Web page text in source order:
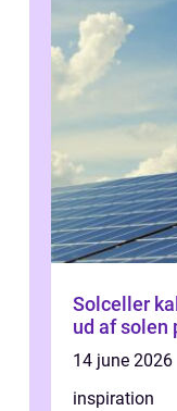
Solceller kalundborg
ud af solen
14 june 2026
inspiration